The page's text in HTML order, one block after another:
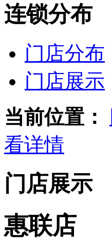
连锁分布
门店分布
门店展示
当前位置：
看详情
门店展示
惠联店